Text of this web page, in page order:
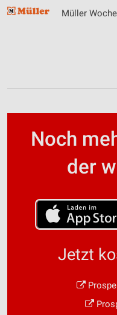
Müller
Noch
der
Jetzt